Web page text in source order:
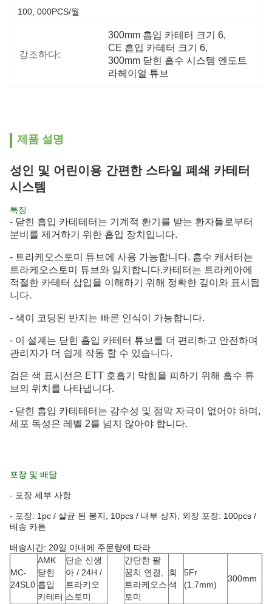
100, 000PCS/월
강조하다:
300mm 흡입 카테터 크기 6,
CE 흡입 카테터 크기 6,
300mm 닫힌 흡수 시스템 엔도트
라헤이얼 튜브
제품 설명
성인 및 어린이용 간편한 스타일 폐쇄 카테터
시스템
특징
- 닫힌 흡입 카테테터는 기계적 환기를 받는 환자들로부터
분비를 제거하기 위한 흡입 장치입니다.
- 트라케오스토미 튜브에 사용 가능합니다. 흡수 캐서터는
트라케오스토미 튜브와 일치합니다.카테터는 트라케아에
적절한 카테터 삽입을 이해하기 위해 정확한 깊이와 표시됩
니다.
- 색이 코딩된 반지는 빠른 인식이 가능합니다.
- 이 설계는 닫힌 흡입 카테터 튜브를 더 편리하고 안전하며
관리자가 더 쉽게 작동 할 수 있습니다.
검은 색 표시선은 ETT 호흡기 막힘을 피하기 위해 흡수 튜
브의 위치를 나타냅니다.
- 닫힌 흡입 카테테터는 감수성 및 점막 자극이 없어야 하며,
세포 독성은 레벨 2를 넘지 않아야 합니다.
포장 및 배달
- 포장 세부 사항
- 포장: 1pc / 살균 된 봉지, 10pcs / 내부 상자, 외장 포장: 100pcs /
배송 카튼
배송시간: 20일 이내에 주문량에 따라
MC-
24SL0
AMK
닫힌
흡입
카테터
단순 신생
아 / 24H /
트라키오
스토미
간단한 팔
꿈치 연결,
트라케오스
토미
회
색
5Fr
(1.7mm)
300mm